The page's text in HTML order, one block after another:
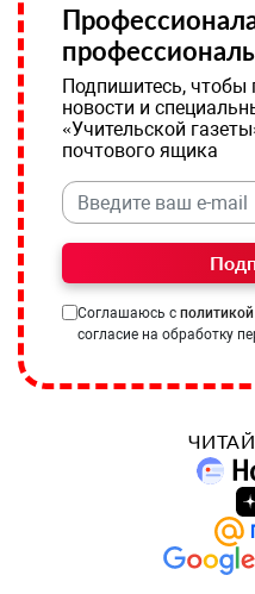
Подпишитесь, чтобы
новости и
«Учительской
почтового ящика
Соглашаюсь с
согласие на обработку